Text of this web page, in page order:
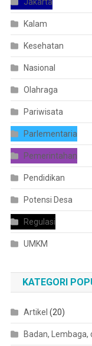
Kalam
Kesehatan
Nasional
Olahraga
Pariwisata
Parlementaria
Pemerintahan
Pendidikan
Potensi Desa
Regulasi
UMKM
KATEGORI
Artikel (20)
Badan, Lembaga,